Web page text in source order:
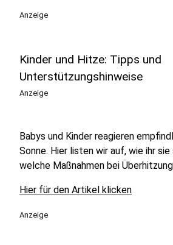
Anzeige
Kinder und Hitze: Tipps und
Unterstützungshinweise
Anzeige
Babys und Kinder reagieren
Sonne. Hier listen wir auf, wie ihr
welche Maßnahmen bei
Hier für den Artikel klicken
Anzeige